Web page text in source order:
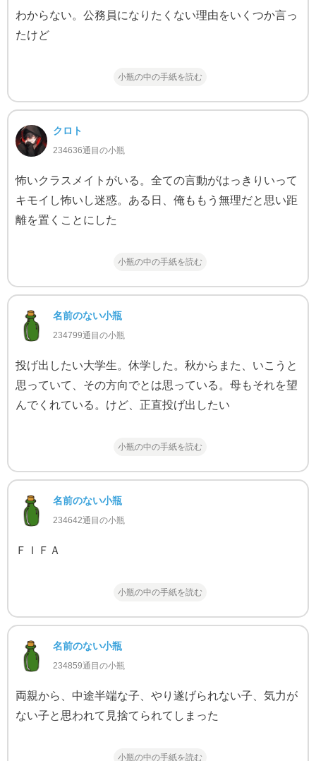
わからない。公務員になりたくない理由をいくつか言っ
たけど
小瓶の中の手紙を読む
クロト
234636通目の小瓶
怖いクラスメイトがいる。全ての言動がはっきりいって
キモイし怖いし迷惑。ある日、俺ももう無理だと思い距
離を置くことにした
小瓶の中の手紙を読む
名前のない小瓶
234799通目の小瓶
投げ出したい大学生。休学した。秋からまた、いこうと
思っていて、その方向でとは思っている。母もそれを望
んでくれている。けど、正直投げ出したい
小瓶の中の手紙を読む
名前のない小瓶
234642通目の小瓶
ＦＩＦＡ
小瓶の中の手紙を読む
名前のない小瓶
234859通目の小瓶
両親から、中途半端な子、やり遂げられない子、気力が
ない子と思われて見捨てられてしまった
小瓶の中の手紙を読む